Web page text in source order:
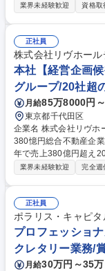
を公開します！20社以
接を通じて当社が配属
問わず、当社への志望
経験者は歓迎します！
の為、未経験でも安心して活躍で
ジション】リヴグルー
業界未経験歓迎 資格取
正社員
株式会社リヴホール
本社【経営企画
グループ/20社超
月給85万8000円
東京都千代田区
企業名 株式会社リヴホールディングス 求人
380憶円総合不動産企業/リヴグ
年で売上380億円超え
不動産の全プロセスを
経営企画としての素地
の促進/収益性の向上/
【関わる事業】賃貸管
等様々なビジネスモデ
振るっていただきます！社長直
営企画候補】売上380
業界未経験歓迎 完全週
正社員
ポラリス・キャピ
プロフェッショ
クレタリー業務/
月給30万円～35万